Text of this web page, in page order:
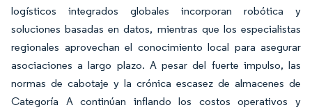
logísticos integrados globales incorporan robótica y
soluciones basadas en datos, mientras que los especialistas
regionales aprovechan el conocimiento local para asegurar
asociaciones a largo plazo. A pesar del fuerte impulso, las
normas de cabotaje y la crónica escasez de almacenes de
Categoría A continúan inflando los costos operativos y